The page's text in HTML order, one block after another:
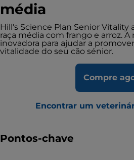
média
Hill's Science Plan Senior Vitality
raça média com frango e arroz. A
inovadora para ajudar a
vitalidade do seu cão sénior.
Compre
Encontrar um
Pontos-chave